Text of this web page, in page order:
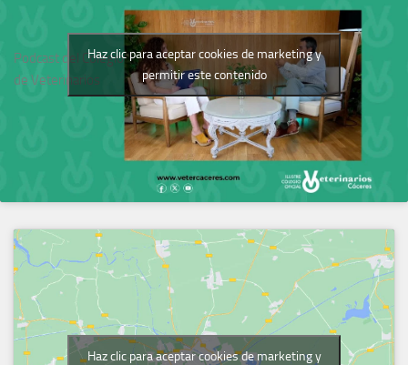
Podcast del Colegio
de Veterinarios
Haz clic para aceptar cookies de marketing y
permitir este contenido
Haz clic para aceptar cookies de marketing y